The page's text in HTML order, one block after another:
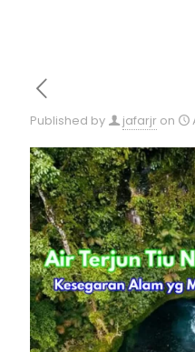
Published by jafarjr on